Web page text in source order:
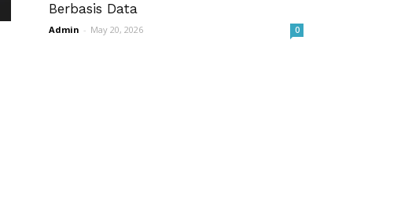
Berbasis Data
Admin - May 20, 2026 0